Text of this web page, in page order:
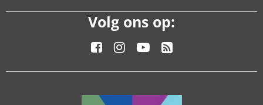
Volg ons op: